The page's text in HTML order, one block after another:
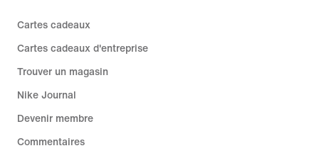
Cartes cadeaux
Cartes cadeaux d'entreprise
Trouver un magasin
Nike Journal
Devenir membre
Commentaires